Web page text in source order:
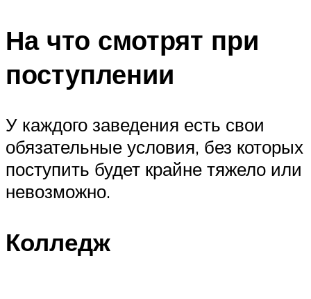
На что смотрят при
поступлении
У каждого заведения есть свои
обязательные условия, без которых
поступить будет крайне тяжело или
невозможно.
Колледж